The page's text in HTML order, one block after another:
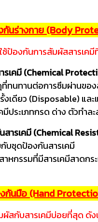
นร่างกาย (Body
ช้ป้องกันการสัมผัสสารเค
รเคมี (Chemical
ทนทานต่อการซึมผ่านของ
งเดียว (Disposable) และ
ารเคมีประเภทก
สารเคมี (Chemical
กับชุดป้องกันสารเคมี
ช้ในอุตสา
กันมือ (Hand
มผัสกับสารเคมีบ่อยที่สุ